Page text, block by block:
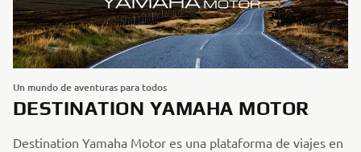
Un mundo de aventuras para todos
DESTINATION YAMAHA MOTOR
Destination Yamaha Motor es una plataforma de viajes en